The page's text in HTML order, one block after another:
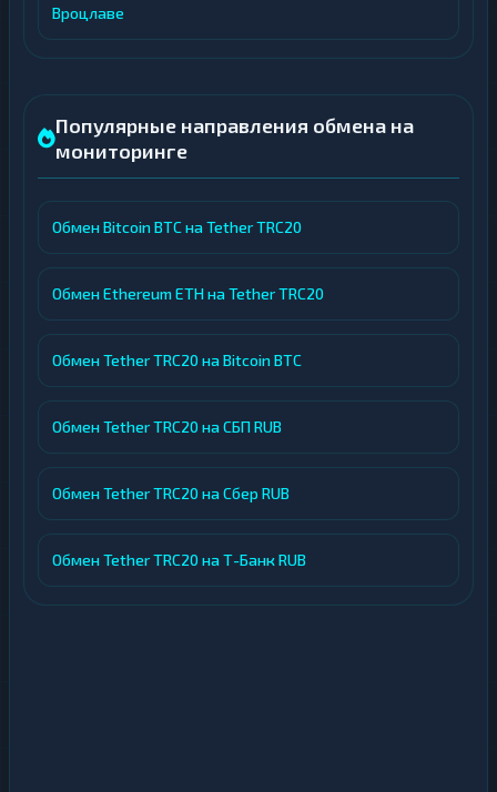
Вроцлаве
Популярные направления обмена на
мониторинге
Обмен Bitcoin BTC на Tether TRC20
Обмен Ethereum ETH на Tether TRC20
Обмен Tether TRC20 на Bitcoin BTC
Обмен Tether TRC20 на СБП RUB
Обмен Tether TRC20 на Сбер RUB
Обмен Tether TRC20 на Т-Банк RUB